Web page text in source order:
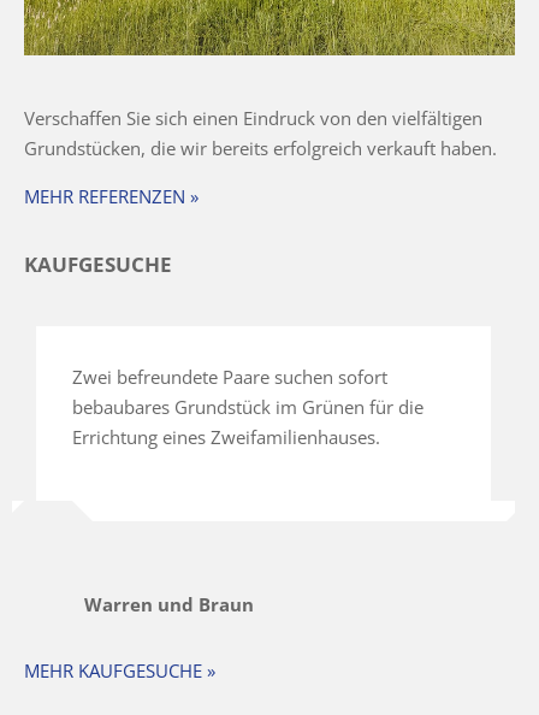
Verschaffen Sie sich einen Eindruck von den vielfältigen
Grundstücken, die wir bereits erfolgreich verkauft haben.
MEHR REFERENZEN »
KAUFGESUCHE
Zwei befreundete Paare suchen sofort
bebaubares Grundstück im Grünen für die
Errichtung eines Zweifamilienhauses.
Warren und Braun
MEHR KAUFGESUCHE »